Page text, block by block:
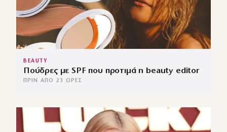
BEAUTY
Πούδρες με SPF που προτιμά η beauty editor
ΠΡΙΝ ΑΠΌ 23 ΏΡΕΣ